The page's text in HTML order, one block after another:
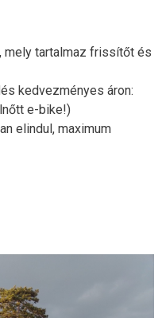
mely tartalmaz frissítőt és
kedvezményes áron:
e-bike!)
elindul, maximum